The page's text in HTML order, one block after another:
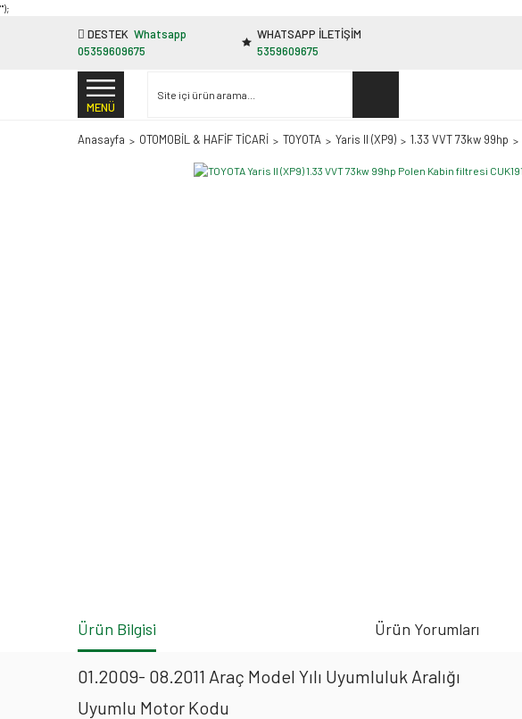
"');
DESTEK Whatsapp
05359609675
WHATSAPP İLETİŞİM
5359609675
MENÜ
Anasayfa OTOMOBİL & HAFİF TİCARİ TOYOTA Yaris II (XP9) 1.33 VVT 73kw 99hp
Ürün Bilgisi Ürün Yorumları
01.2009- 08.2011 Araç Model Yılı Uyumluluk Aralığı
Uyumlu Motor Kodu